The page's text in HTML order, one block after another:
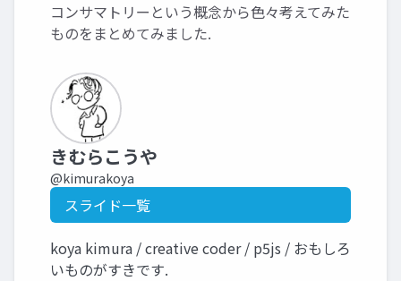
コンサマトリーという概念から色々考えてみた
ものをまとめてみました.
きむらこうや
@kimurakoya
スライド一覧
koya kimura / creative coder / p5js / おもしろ
いものがすきです.